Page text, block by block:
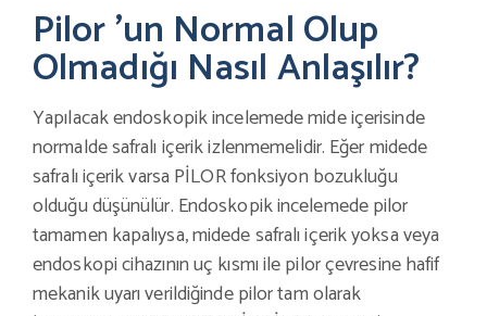
Pilor ’un Normal Olup
Olmadığı Nasıl Anlaşılır?
Yapılacak endoskopik incelemede mide içerisinde
normalde safralı içerik izlenmemelidir. Eğer midede
safralı içerik varsa PİLOR fonksiyon bozukluğu
olduğu düşünülür. Endoskopik incelemede pilor
tamamen kapalıysa, midede safralı içerik yoksa veya
endoskopi cihazının uç kısmı ile pilor çevresine hafif
mekanik uyarı verildiğinde pilor tam olarak